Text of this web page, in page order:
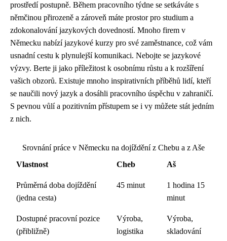
prostředí postupně. Během pracovního týdne se setkáváte s
němčinou přirozeně a zároveň máte prostor pro studium a
zdokonalování jazykových dovedností. Mnoho firem v
Německu nabízí jazykové kurzy pro své zaměstnance, což vám
usnadní cestu k plynulejší komunikaci. Nebojte se jazykové
výzvy. Berte ji jako příležitost k osobnímu růstu a k rozšíření
vašich obzorů. Existuje mnoho inspirativních příběhů lidí, kteří
se naučili nový jazyk a dosáhli pracovního úspěchu v zahraničí.
S pevnou vůlí a pozitivním přístupem se i vy můžete stát jedním
z nich.
Srovnání práce v Německu na dojíždění z Chebu a z Aše
Vlastnost
Cheb Aš
Průměrná doba dojíždění
(jedna cesta)
45 minut
1 hodina 15
minut
Dostupné pracovní pozice
(přibližně)
Výroba,
logistika
Výroba,
skladování